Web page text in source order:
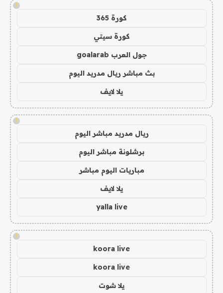
!
كورة 365
كورة سيتي
جول العرب goalarab
بث مباشر ريال مدريد اليوم
يلا لايف
!
ريال مدريد مباشر اليوم
برشلونة مباشر اليوم
مباريات اليوم مباشر
يلا لايف
yalla live
!
koora live
koora live
يلا شوت